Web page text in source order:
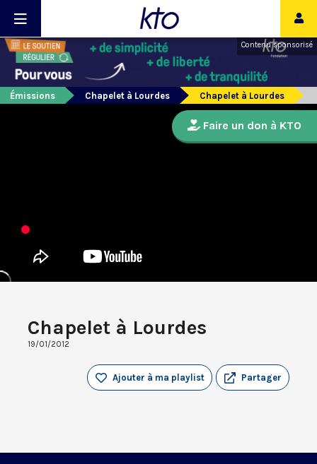
Contenu sponsorisé
Émissions Chapelet à Lourdes Chapelet à Lourdes
Chapelet à Lourdes
19/01/2012
Partager
Ajouter à ma playlist
Faire un don à KTO